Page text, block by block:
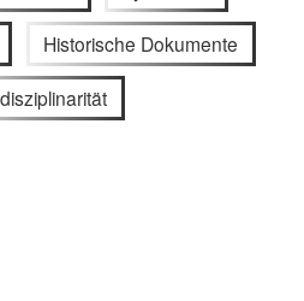
Historische Dokumente